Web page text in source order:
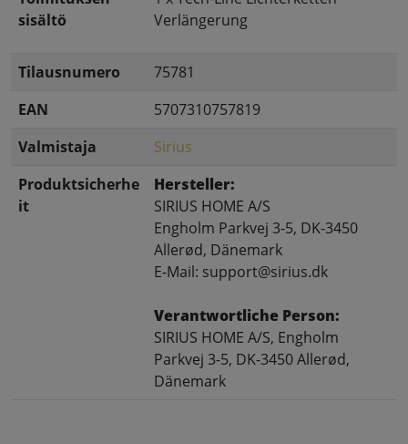
sisältö
Verlängerung
Tilausnumero
75781
EAN
5707310757819
Valmistaja
Sirius
Produktsicherhe
it
Hersteller:
SIRIUS HOME A/S
Engholm Parkvej 3-5, DK-3450
Allerød, Dänemark
E-Mail: support@sirius.dk
Verantwortliche Person:
SIRIUS HOME A/S, Engholm
Parkvej 3-5, DK-3450 Allerød,
Dänemark